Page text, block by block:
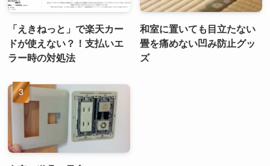
「えきねっと」で楽天カー
ドが使えない？！支払いエ
ラー時の対処法
和室に置いても目立たない
畳を痛めない凹み防止グッ
ズ